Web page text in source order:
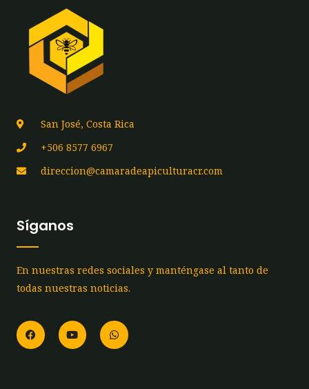
San José, Costa Rica
+506 8577 6967
direccion@camaradeapiculturacr.com
Síganos
En nuestras redes sociales y manténgase al tanto de
todas nuestras noticias.
F
a
c
Y
o
u
W
h
a